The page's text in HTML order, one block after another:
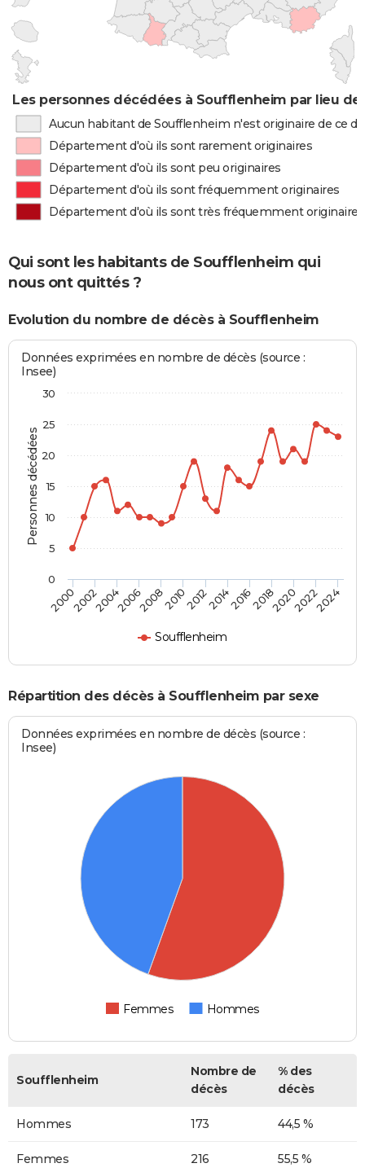
Les personnes décédées à Soufflenheim par lieu de
Aucun habitant de Soufflenheim n'est originaire de ce
Département d'où ils sont rarement originaires
Département d'où ils sont peu originaires
Département d'où ils sont fréquemment originaires
Département d'où ils sont très fréquemment originaires
Qui sont les habitants de Soufflenheim qui
nous ont quittés ?
Evolution du nombre de décès à Soufflenheim
Personnes décédées
Données exprimées en nombre de décès (source :
Insee)
Soufflenheim
2000200220042006200820102012201420162018202020222024
0
5
10
15
20
25
30
Répartition des décès à Soufflenheim par sexe
Données exprimées en nombre de décès (source :
Insee)
Femmes Hommes
Soufflenheim
Nombre de
décès
% des
décès
Hommes 173 44,5 %
Femmes 216 55,5 %